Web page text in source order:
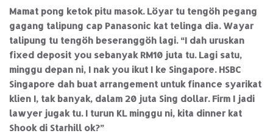
Mamat pong ketok pitu masok. Löyar tu tengöh pegang
gagang talipung cap Panasonic kat telinga dia. Wayar
talipung tu tengöh beseranggöh lagi. “I dah uruskan
fixed deposit you sebanyak RM10 juta tu. Lagi satu,
minggu depan ni, I nak you ikut I ke Singapore. HSBC
Singapore dah buat arrangement untuk finance syarikat
klien I, tak banyak, dalam 20 juta Sing dollar. Firm I jadi
lawyer jugak tu. I turun KL minggu ni, kita dinner kat
Shook di Starhill ok?”